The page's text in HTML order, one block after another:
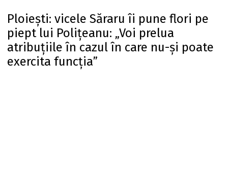
Ploiești: vicele Săraru îi pune flori pe
piept lui Polițeanu: „Voi prelua
atribuțiile în cazul în care nu-și poate
exercita funcția”